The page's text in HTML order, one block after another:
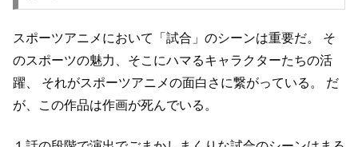
スポーツアニメにおいて「試合」のシーンは重要だ。
そ
のスポーツの魅力、そこにハマるキャラクターたちの活
躍、
それがスポーツアニメの面白さに繋がっている。
だ
が、この作品は作画が死んでいる。